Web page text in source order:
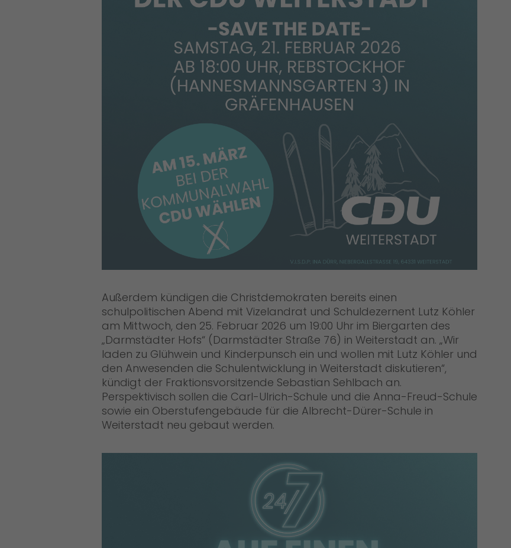
Außerdem kündigen die Christdemokraten bereits einen
schulpolitischen Abend mit Vizelandrat und Schuldezernent Lutz Köhler
am Mittwoch, den 25. Februar 2026 um 19:00 Uhr im Biergarten des
Darmstädter Hofs“ (Darmstädter Straße 76) in Weiterstadt an. „Wir
laden zu Glühwein und Kinderpunsch ein und wollen mit Lutz Köhler und
den Anwesenden die Schulentwicklung in Weiterstadt diskutieren“,
kündigt der Fraktionsvorsitzende Sebastian Sehlbach an.
Perspektivisch sollen die Carl-Ulrich-Schule und die Anna-Freud-Schule
sowie ein Oberstufengebäude für die Albrecht-Dürer-Schule in
Weiterstadt neu gebaut werden.